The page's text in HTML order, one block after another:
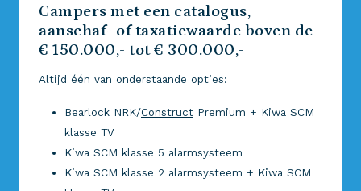
Campers met een catalogus,
aanschaf- of taxatiewaarde boven de
€ 150.000,- tot € 300.000,-
Altijd één van onderstaande opties:
Bearlock NRK/Construct Premium + Kiwa SCM
klasse TV
Kiwa SCM klasse 5 alarmsysteem
Kiwa SCM klasse 2 alarmsysteem + Kiwa SCM